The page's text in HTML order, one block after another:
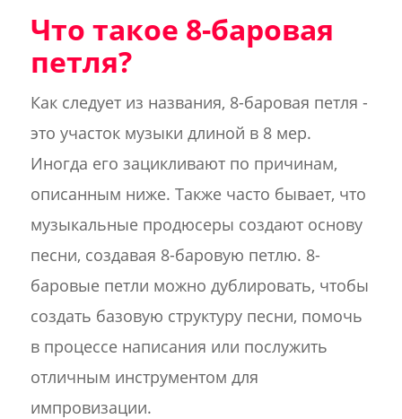
Что такое 8-баровая
петля?
Как следует из названия, 8-баровая петля -
это участок музыки длиной в 8 мер.
Иногда его зацикливают по причинам,
описанным ниже. Также часто бывает, что
музыкальные продюсеры создают основу
песни, создавая 8-баровую петлю. 8-
баровые петли можно дублировать, чтобы
создать базовую структуру песни, помочь
в процессе написания или послужить
отличным инструментом для
импровизации.